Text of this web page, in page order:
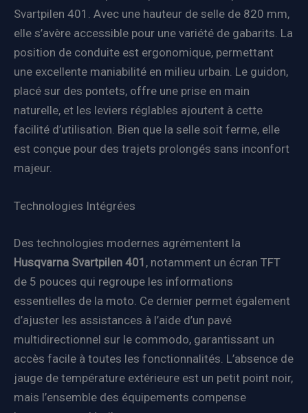
Svartpilen 401. Avec une hauteur de selle de 820 mm,
elle s’avère accessible pour une variété de gabarits. La
position de conduite est ergonomique, permettant
une excellente maniabilité en milieu urbain. Le guidon,
placé sur des pontets, offre une prise en main
naturelle, et les leviers réglables ajoutent à cette
facilité d’utilisation. Bien que la selle soit ferme, elle
est conçue pour des trajets prolongés sans inconfort
majeur.
Technologies Intégrées
Des technologies modernes agrémentent la
Husqvarna Svartpilen 401 , notamment un écran TFT
de 5 pouces qui regroupe les informations
essentielles de la moto. Ce dernier permet également
d’ajuster les assistances à l’aide d’un pavé
multidirectionnel sur le commodo, garantissant un
accès facile à toutes les fonctionnalités. L’absence de
jauge de température extérieure est un petit point noir,
mais l’ensemble des équipements compense